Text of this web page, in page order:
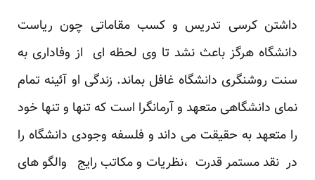
داشتن کرسی تدریس و کسب مقاماتی چون ریاست
دانشگاه هرگز باعث نشد تا وی لحظه ای از وفاداری به
سنت روشنگری دانشگاه غافل بماند. زندگی او آئینه تمام
نمای دانشگاهی متعهد و آرمانگرا است که تنها و تنها خود
را متعهد به حقیقت می داند و فلسفه وجودی دانشگاه را
در نقد مستمر قدرت ،نظریات و مکاتب رایج والگو های